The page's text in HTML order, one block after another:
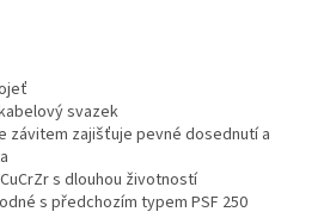
svazek
závitem zajišťuje pevné dosednutí a
s dlouhou životností
s předchozím typem PSF 250